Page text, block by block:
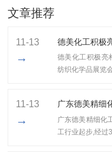
文章推荐
11-13
→
德美化工积极
德美化工积极亮
纺织化学品展览
11-13
→
广东德美精细
广东德美精细化
工行业起步,经过